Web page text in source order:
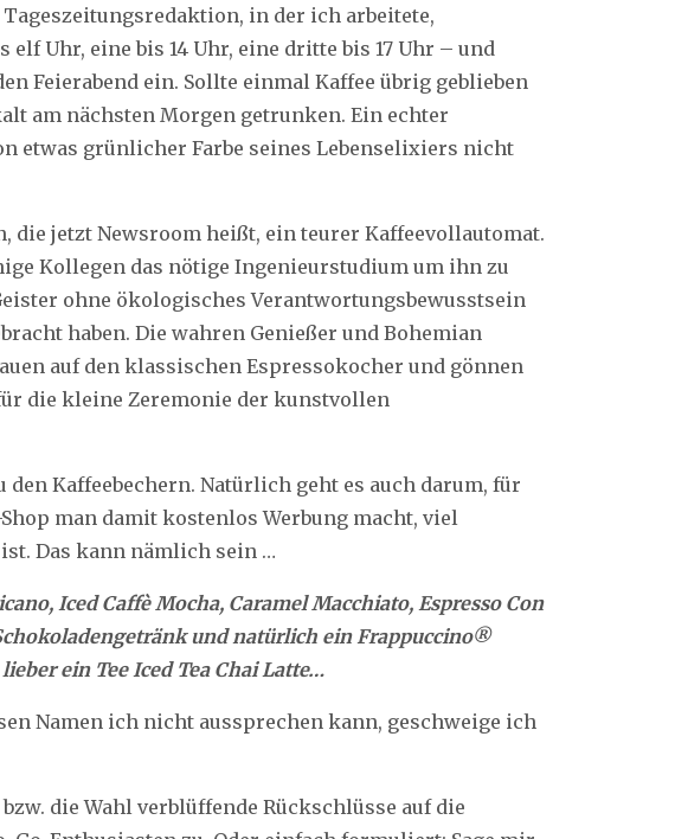
in der ich arbeitete,
Uhr, eine bis 14 Uhr, eine dritte bis 17 Uhr – und
Feierabend ein. Sollte einmal Kaffee übrig geblieben
am nächsten Morgen getrunken. Ein echter
etwas grünlicher Farbe seines Lebenselixiers nicht
die jetzt Newsroom heißt, ein teurer Kaffeevollautomat.
Kollegen das nötige Ingenieurstudium um ihn zu
ohne ökologisches Verantwortungsbewusstsein
haben. Die wahren Genießer und Bohemian
auf den klassischen Espressokocher und gönnen
die kleine Zeremonie der kunstvollen
den Kaffeebechern. Natürlich geht es auch darum, für
man damit kostenlos Werbung macht, viel
Das kann nämlich sein …
Iced Caffè Mocha, Caramel Macchiato, Espresso Con
und natürlich ein Frappuccino®
ein Tee Iced Tea Chai Latte…
Namen ich nicht aussprechen kann, geschweige ich
die Wahl verblüffende Rückschlüsse auf die